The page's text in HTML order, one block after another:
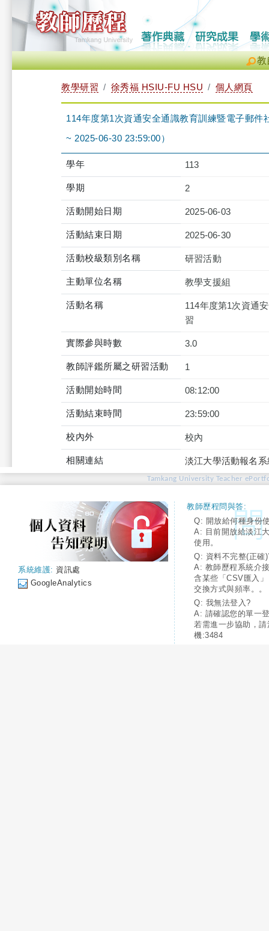
教
教學研習 徐秀福 HSIU-FU HSU 個人網頁
114年度第1次資通安全通識教育訓練暨電子郵
~ 2025-06-30 23:59:00）
學年 113
學期 2
活動開始日期 2025-06-03
活動結束日期 2025-06-30
活動校級類別名稱 研習活動
主動單位名稱 教學支援組
活動名稱
114年度第1次資通
習
實際參與時數 3.0
教師評鑑所屬之研習活動 1
活動開始時間 08:12:00
活動結束時間 23:59:00
校內外 校內
相關連結 淡江大學活動報名
Tamkang University Teacher
系統維護: 資訊處
GoogleAnalytics
教師歷程問與答:
Q: 開放給何種身份
A: 目前開放給淡江
使用。
Q: 資料不完整(正確
A: 教師歷程系統介
含某些「CSV匯入
交換方式與頻率。。
Q: 我無法登入?
A: 請確認您的單一
若需進一步協助，
機:3484